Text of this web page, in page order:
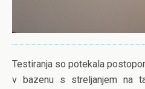
Testiranja so potekala
v bazenu s streljanjem na